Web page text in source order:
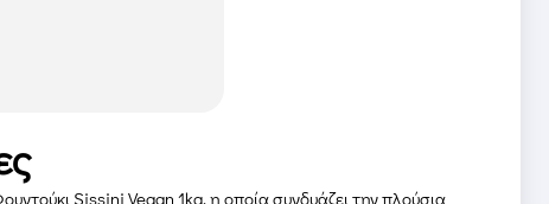
Sissini Vegan 1kg, η οποία συνδυάζει την πλούσια